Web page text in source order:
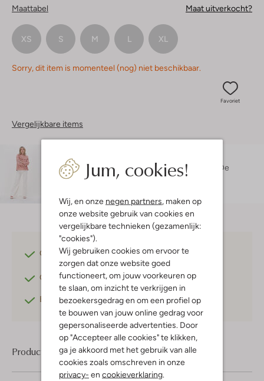
Jum, cookies!
Wij, en onze negen partners , maken op
onze website gebruik van cookies en
vergelijkbare technieken (gezamenlijk:
"cookies").
Wij gebruiken cookies om ervoor te
zorgen dat onze website goed
functioneert, om jouw voorkeuren op
te slaan, om inzicht te verkrijgen in
bezoekersgedrag en om een profiel op
te bouwen van jouw online gedrag voor
gepersonaliseerde advertenties. Door
op "Accepteer alle cookies" te klikken,
ga je akkoord met het gebruik van alle
cookies zoals omschreven in onze
privacy- en cookieverklaring
Maattabel Maat uitverkocht?
XS S M L XL
Sorry, dit item is momenteel (nog) niet beschikbaar.
Favoriet
Vergelijkbare items
Danielle is 1 meter 74 lang en draagt maat S.
De
pasvorm is
losvallend
Gratis verzendingvanaf €75,-
Gratis retournerenbinnen 30 dagen*
Betaal achterafmet Klarna
Product informatie